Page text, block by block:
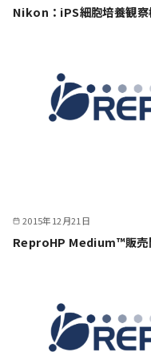
Nikon：iPS細胞培養観察
2015年12月21日
ReproHP Medium™販売